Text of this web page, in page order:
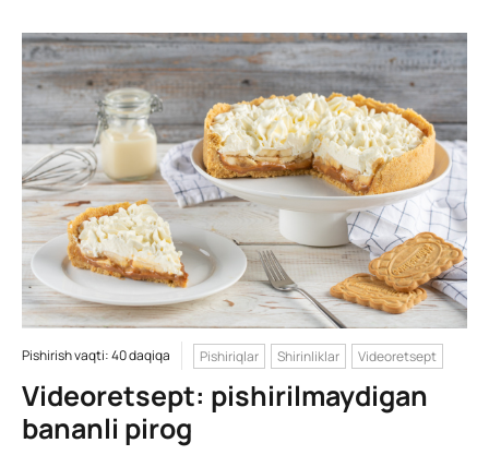
Pishirish vaqti: 40 daqiqa Pishiriqlar Shirinliklar Videoretsept
Videoretsept: pishirilmaydigan
bananli pirog